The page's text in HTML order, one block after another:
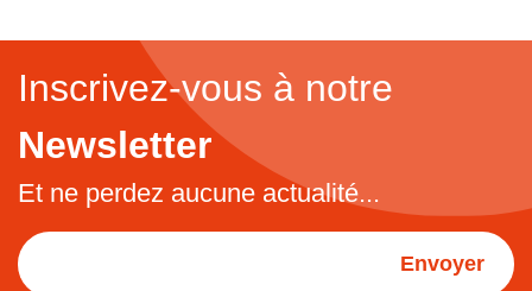
Inscrivez-vous à notre
Newsletter
Et ne perdez aucune actualité...
Envoyer